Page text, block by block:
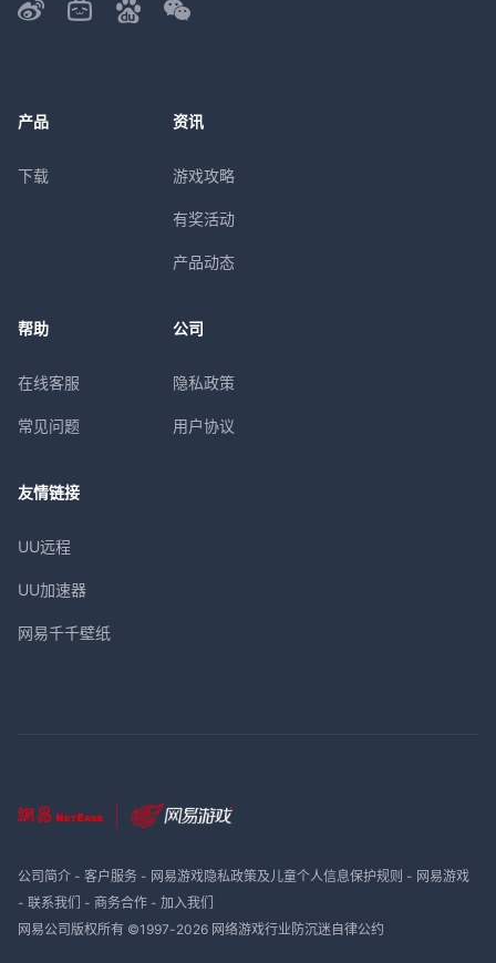
产品
下载
资讯
游戏攻略
有奖活动
产品动态
帮助
在线客服
常见问题
公司
隐私政策
用户协议
友情链接
UU远程
UU加速器
网易千千壁纸
公司简介- 客户服务- 网易游戏隐私政策及儿童个人信息保护规则 - 网易游戏
- 联系我们 - 商务合作- 加入我们
网易公司版权所有 ©1997-2026 网络游戏行业防沉迷自律公约